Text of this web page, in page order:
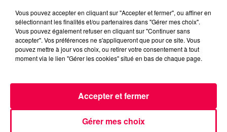
ACCUEIL INFOS
EMISSIONS
DIRECT VIDÉO
NOUS CONTACTER
Vous pouvez accepter en cliquant sur "Accepter et fermer", ou affiner en
sélectionnant les finalités et/ou partenaires dans "Gérer mes choix".
Vous pouvez également refuser en cliquant sur "Continuer sans
accepter". Vos préférences ne s'appliqueront que pour ce site. Vous
pouvez mettre à jour vos choix, ou retirer votre consentement à tout
moment via le lien "Gérer les cookies" situé en bas de chaque page.
Gérer mes choix
Accepter et fermer